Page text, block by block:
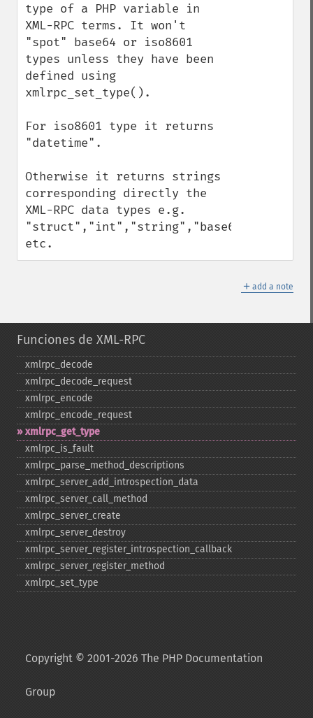
type of a PHP variable in
XML-RPC terms. It won't
"spot" base64 or iso8601
types unless they have been
defined using
xmlrpc_set_type().
For iso8601 type it returns
"datetime".
Otherwise it returns strings
corresponding directly the
XML-RPC data types e.g.
"struct","int","string","base64"
etc.
＋ add a note
Funciones de XML-RPC
xmlrpc_​decode
xmlrpc_​decode_​request
xmlrpc_​encode
xmlrpc_​encode_​request
xmlrpc_​get_​type
xmlrpc_​is_​fault
xmlrpc_​parse_​method_​descriptions
xmlrpc_​server_​add_​introspection_​data
xmlrpc_​server_​call_​method
xmlrpc_​server_​create
xmlrpc_​server_​destroy
xmlrpc_​server_​register_​introspection_​callback
xmlrpc_​server_​register_​method
xmlrpc_​set_​type
Copyright © 2001-2026 The PHP Documentation
Group